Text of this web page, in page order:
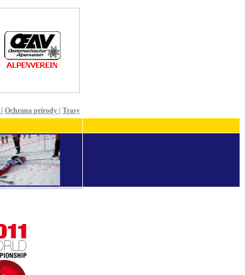
Ochrana prírody Trasy